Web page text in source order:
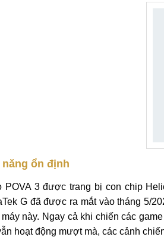
năng ổn định
POVA 3 được trang bị con chip
G đã được ra mắt vào tháng 5/
này. Ngay cả khi chiến các
hoạt động mượt mà, các cảnh